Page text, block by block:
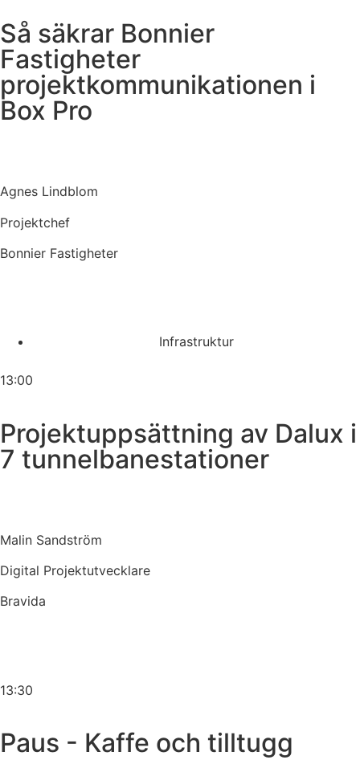
Så säkrar Bonnier
Fastigheter
projektkommunikationen i
Box Pro
Agnes Lindblom
Projektchef
Bonnier Fastigheter
Infrastruktur
13:00
Projektuppsättning av Dalux i
7 tunnelbanestationer
Malin Sandström
Digital Projektutvecklare
Bravida
13:30
Paus - Kaffe och tilltugg